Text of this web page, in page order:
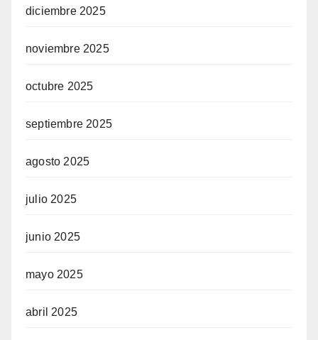
diciembre 2025
noviembre 2025
octubre 2025
septiembre 2025
agosto 2025
julio 2025
junio 2025
mayo 2025
abril 2025